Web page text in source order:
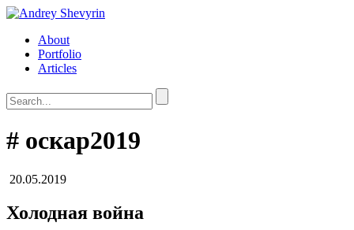
About
Portfolio
Articles
# оскар2019
20.05.2019
Холодная война